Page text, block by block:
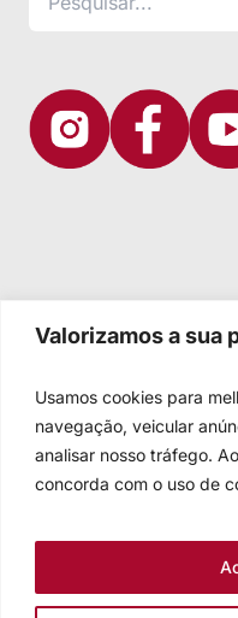
Valorizamos a sua
Usamos cookies para
navegação, veicular
analisar nosso tráfego.
concorda com o uso de
Igreja Evangélica
Sede nacional: Rua